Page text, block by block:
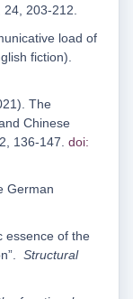
24, 203-212.
load of
fiction).
The
Chinese
136-147. doi:
German
essence of the
Structural